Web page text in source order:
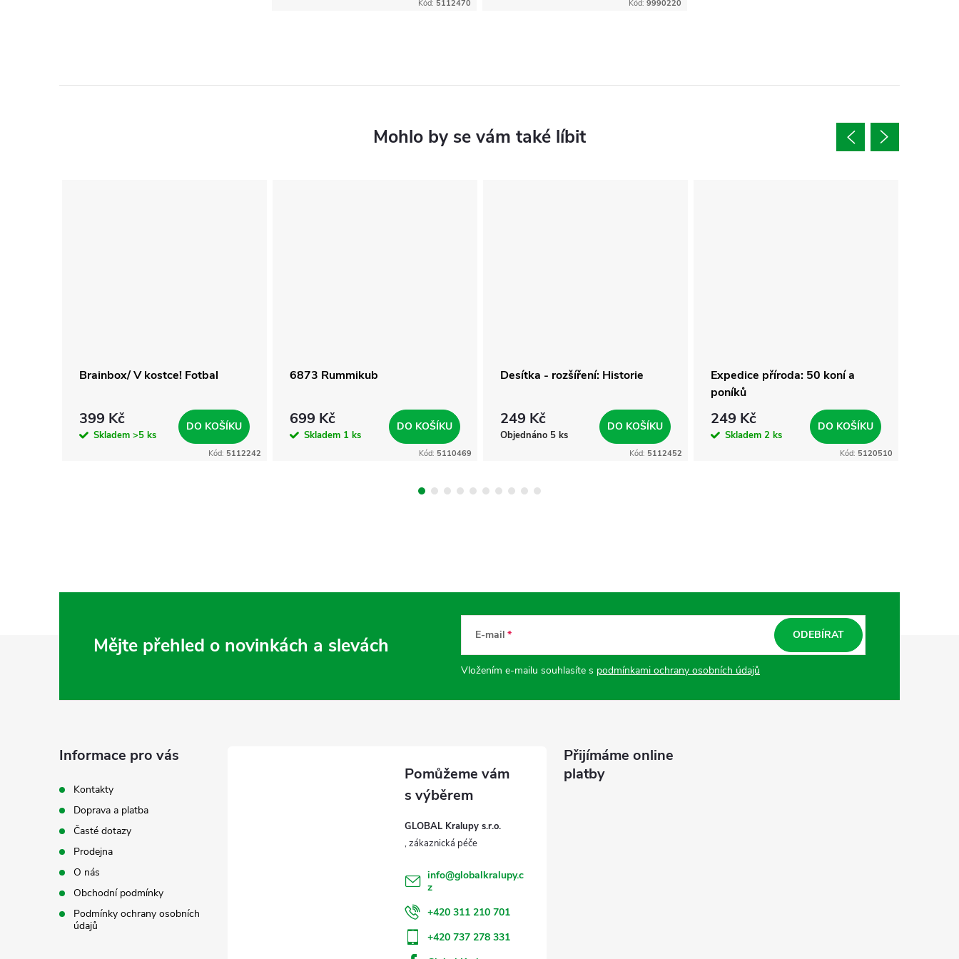
Kód: 5112470 Kód: 9990220
Brainbox/ V kostce! Fotbal
399 Kč
Skladem >5 ks
DO KOŠÍKU
Kód: 5112242
6873 Rummikub
699 Kč
Skladem 1 ks
DO KOŠÍKU
Kód: 5110469
Desítka - rozšíření: Historie
249 Kč
Objednáno 5 ks
DO KOŠÍKU
Kód: 5112452
Expedice příroda: 50 koní a
poníků
249 Kč
Skladem 2 ks
DO KOŠÍKU
Kód: 5120510
Mějte přehled o novinkách a slevách E-mail
Vložením e-mailu souhlasíte s podmínkami ochrany osobních údajů
ODEBÍRAT
Informace pro vás
Kontakty
Doprava a platba
Časté dotazy
Prodejna
O nás
Obchodní podmínky
Podmínky ochrany osobních
údajů
GLOBAL Kralupy s.r.o.
info@globalkralupy.c
z
+420 311 210 701
+420 737 278 331
Přijímáme online
platby